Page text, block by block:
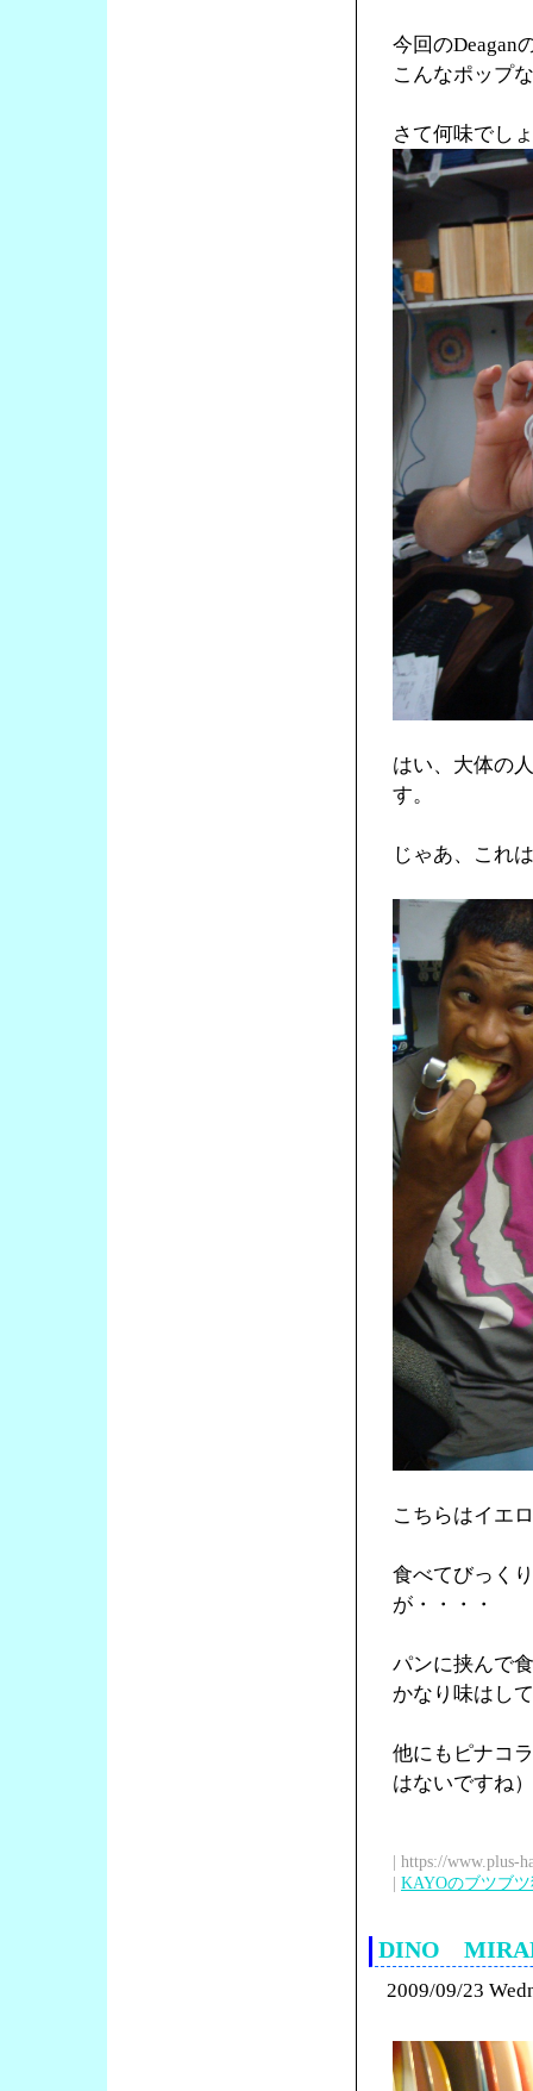
今回のDeagan
こんなポップ
さて何味でし
はい、大体の
す。
じゃあ、これ
こちらはイエ
食べてびっく
が・・・・
パンに挟んで
かなり味はし
他にもピナコ
はないですね
| https://www.plus-
| KAYOのブツブ
DINO
2009/09/23